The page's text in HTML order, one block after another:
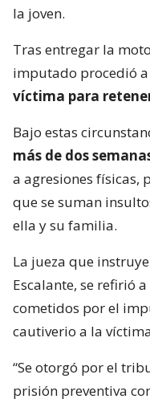
la joven.
Tras entregar la
imputado procedió a
víctima para
Bajo estas
más de dos
a agresiones físicas,
que se suman
ella y su familia.
La jueza que
Escalante, se refirió
cometidos por el
cautiverio a la
“Se otorgó por el
prisión preventiva